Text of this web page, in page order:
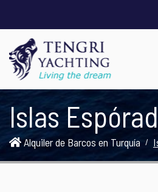
Islas
Alquiler de Barcos en Turquía